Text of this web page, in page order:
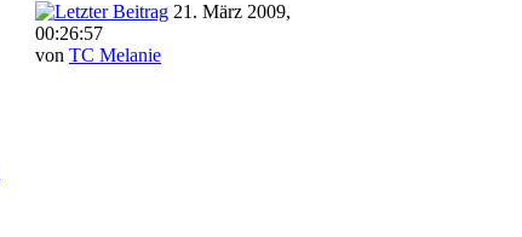
21. März 2009,
00:26:57
von TC Melanie